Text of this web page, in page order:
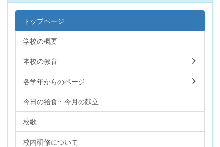
トップページ
学校の概要
本校の教育
各学年からのページ
今日の給食・今月の献立
校歌
校内研修について